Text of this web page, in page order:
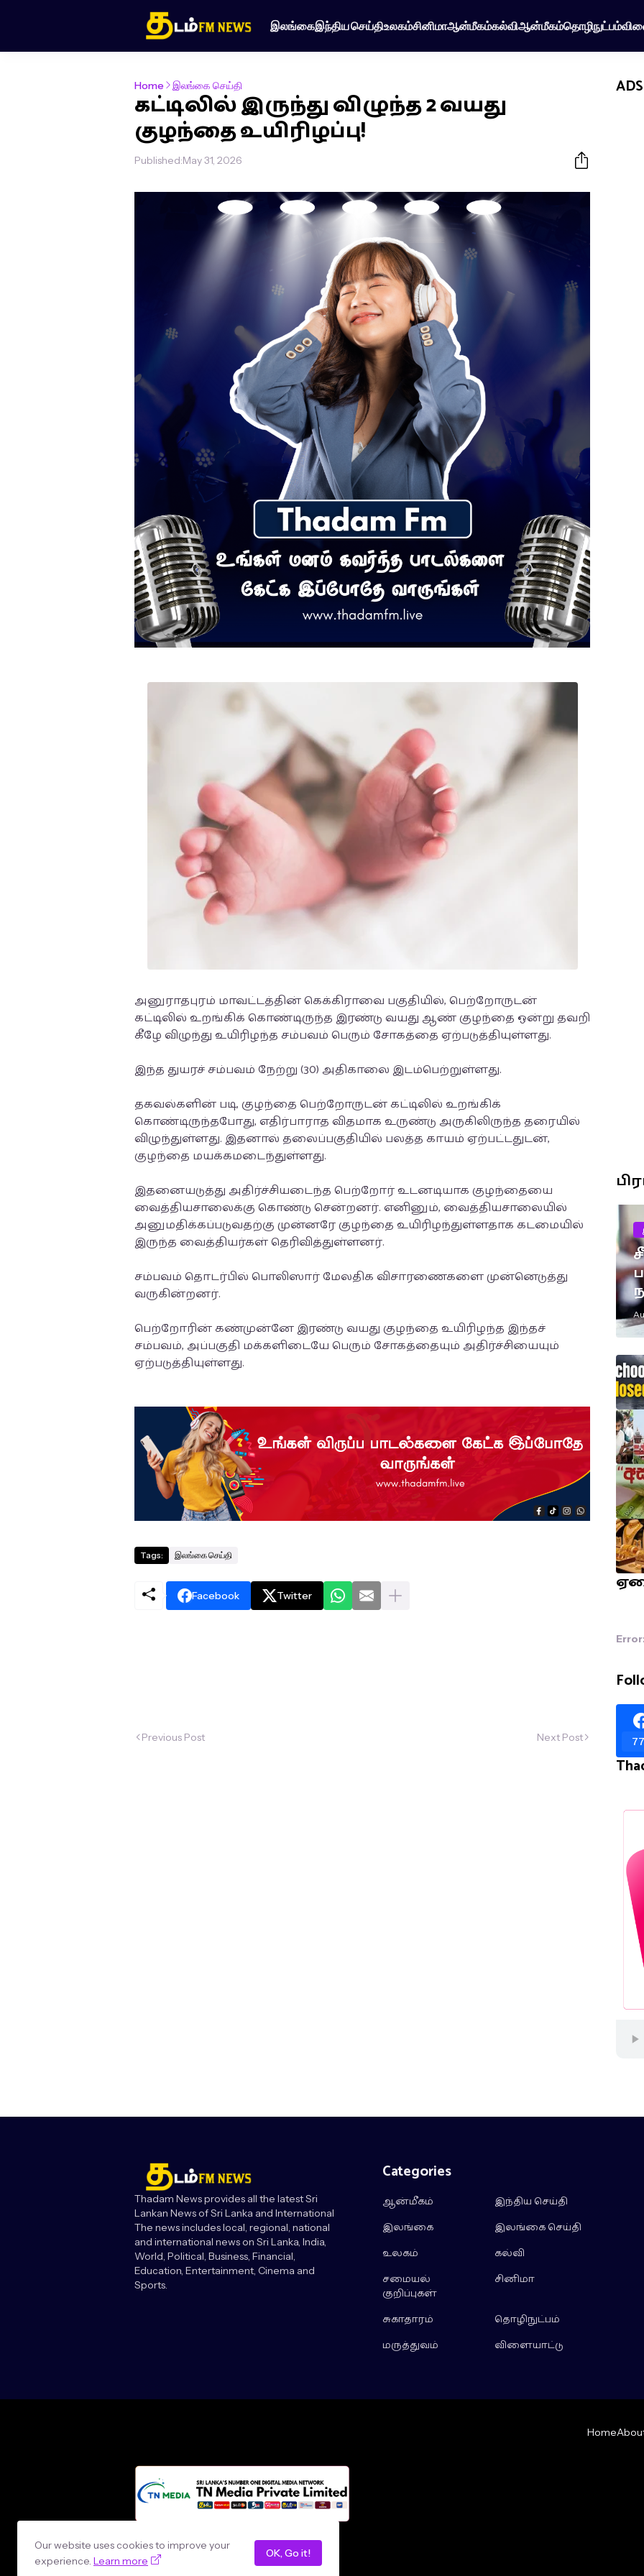
இலங்கைஇந்திய செய்திஉலகம்சினிமாஆன்மீகம்கல்விஆன்மீகம்தொழிநுட்பம்
Home இலங்கை செய்தி
கட்டிலில் இருந்து விழுந்த 2 வயது
குழந்தை உயிரிழப்பு!
Published:May 31, 2026
அனுராதபுரம் மாவட்டத்தின் கெக்கிராவை பகுதியில், பெற்றோருடன்
கட்டிலில் உறங்கிக் கொண்டிருந்த இரண்டு வயது ஆண் குழந்தை ஒன்று தவறி
கீழே விழுந்து உயிரிழந்த சம்பவம் பெரும் சோகத்தை ஏற்படுத்தியுள்ளது.
இந்த துயரச் சம்பவம் நேற்று (30) அதிகாலை இடம்பெற்றுள்ளது.
தகவல்களின் படி, குழந்தை பெற்றோருடன் கட்டிலில் உறங்கிக்
கொண்டிருந்தபோது, எதிர்பாராத விதமாக உருண்டு அருகிலிருந்த தரையில்
விழுந்துள்ளது. இதனால் தலைப்பகுதியில் பலத்த காயம் ஏற்பட்டதுடன்,
குழந்தை மயக்கமடைந்துள்ளது.
இதனையடுத்து அதிர்ச்சியடைந்த பெற்றோர் உடனடியாக குழந்தையை
வைத்தியசாலைக்கு கொண்டு சென்றனர். எனினும், வைத்தியசாலையில்
அனுமதிக்கப்படுவதற்கு முன்னரே குழந்தை உயிரிழந்துள்ளதாக கடமையில்
இருந்த வைத்தியர்கள் தெரிவித்துள்ளனர்.
சம்பவம் தொடர்பில் பொலிஸார் மேலதிக விசாரணைகளை முன்னெடுத்து
வருகின்றனர்.
பெற்றோரின் கண்முன்னே இரண்டு வயது குழந்தை உயிரிழந்த இந்தச்
சம்பவம், அப்பகுதி மக்களிடையே பெரும் சோகத்தையும் அதிர்ச்சியையும்
ஏற்படுத்தியுள்ளது.
Tags: இலங்கை செய்தி
Facebook Twitter
Previous Post Next Post
ADS
Thadam News provides all the latest Sri
Lankan News of Sri Lanka and International
The news includes local, regional, national
and international news on Sri Lanka, India,
World, Political, Business, Financial,
Education, Entertainment, Cinema and
Sports.
Categories
ஆன்மீகம்
இந்திய செய்தி
இலங்கை
இலங்கை செய்தி
உலகம்
கல்வி
சமையல்
குறிப்புகள்
சினிமா
சுகாதாரம்
தொழிநுட்பம்
மருத்துவம்
விளையாட்டு
Design by - loncey tech
Home
Our website uses cookies to improve your
experience. Learn more
OK, Go it!